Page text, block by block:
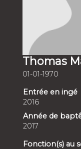
Thomas
01-01-1970
Entrée en ingé
2016
Année de
2017
Fonction(s) au